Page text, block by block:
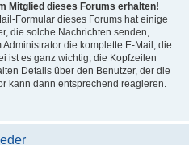
Mitglied dieses Forums erhalten!
Formular dieses Forums hat einige
die solche Nachrichten senden,
die komplette E-Mail, die
ist es ganz wichtig, die Kopfzeilen
Details über den Benutzer, der die
kann dann entsprechend reagieren.